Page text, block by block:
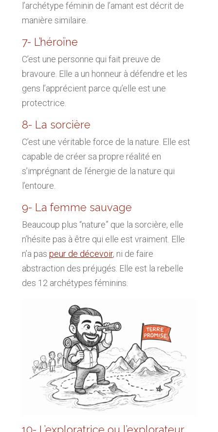
l’archétype féminin de l’amant est décrit de
manière similaire.
7- L’héroïne
C’est une personne qui fait preuve de
bravoure. Elle a un honneur à défendre et les
gens l’apprécient parce qu’elle est une
protectrice.
8- La sorcière
C’est une véritable force de la nature. Elle est
capable de créer sa propre réalité en
s’imprégnant de l’énergie de la nature qui
l’entoure.
9- La femme sauvage
Beaucoup plus “nature” que la sorcière, elle
n’hésite pas à être qui elle est vraiment. Elle
n’a pas peur de décevoir, ni de faire
abstraction des préjugés. Elle est la rebelle
des 12 archétypes féminins.